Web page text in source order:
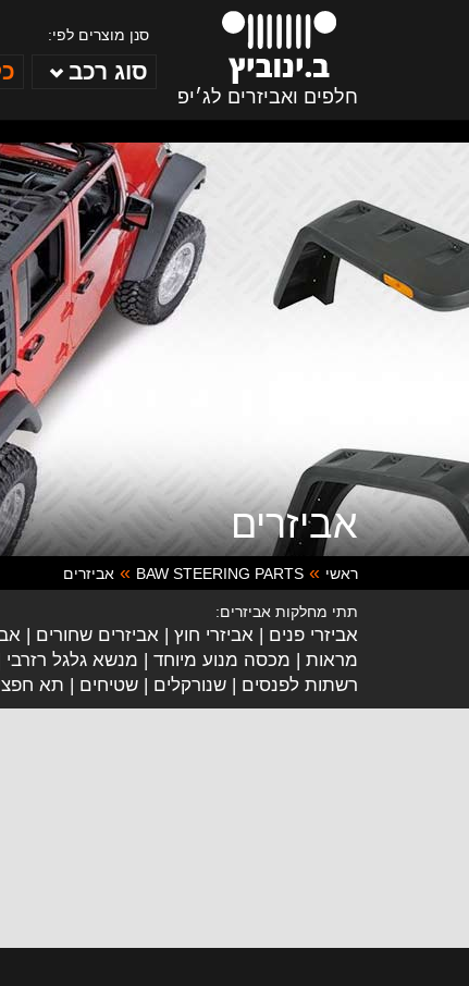
ב. ינוביץ
חלפים ואביזרים לג׳יפ
אביזרים
סנן מוצרים לפי:
סוג רכב
ראשי BAW STEERING PARTS אביזרים
תתי מחלקות אביזרים:
אביזרי פנים אביזרי חוץ אביזרים שחורים
מראות
מכסה מנוע מיוחד מנשא גלגל רזרבי
רשתות לפנסים
שנורקלים שטיחים תא